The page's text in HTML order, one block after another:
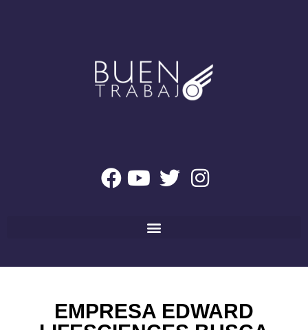
EMPRESA EDWARD